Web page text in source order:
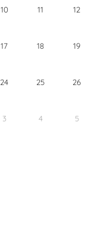
10 11 12
17 18 19
24 25 26
3 4 5